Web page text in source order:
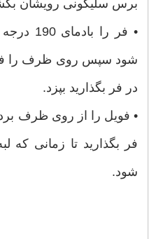
برس سلیکونی رویشان
• فر را
در فر بگذارید بپزد.
فر بگذارید تا زمانی که
شود.